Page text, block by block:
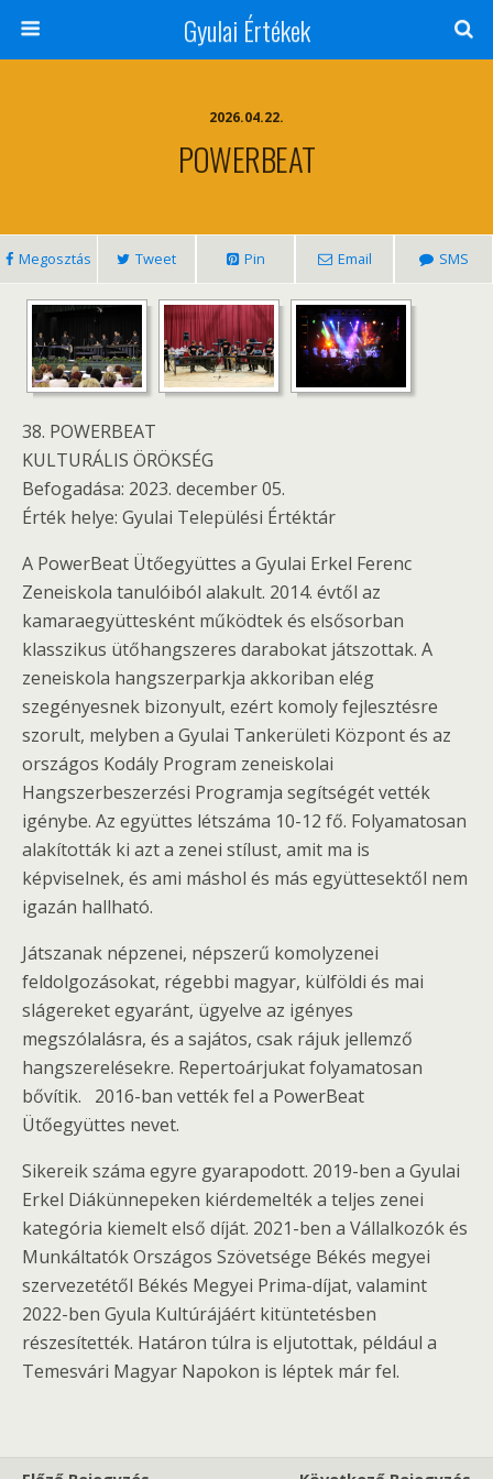
Gyulai Értékek
2026.04.22.
POWERBEAT
Megosztás Tweet Pin Email SMS
38. POWERBEAT
KULTURÁLIS ÖRÖKSÉG
Befogadása: 2023. december 05.
Érték helye: Gyulai Települési Értéktár
A PowerBeat Ütőegyüttes a Gyulai Erkel Ferenc
Zeneiskola tanulóiból alakult. 2014. évtől az
kamaraegyüttesként működtek és elsősorban
klasszikus ütőhangszeres darabokat játszottak. A
zeneiskola hangszerparkja akkoriban elég
szegényesnek bizonyult, ezért komoly fejlesztésre
szorult, melyben a Gyulai Tankerületi Központ és az
országos Kodály Program zeneiskolai
Hangszerbeszerzési Programja segítségét vették
igénybe. Az együttes létszáma 10-12 fő. Folyamatosan
alakították ki azt a zenei stílust, amit ma is
képviselnek, és ami máshol és más együttesektől nem
igazán hallható.
Játszanak népzenei, népszerű komolyzenei
feldolgozásokat, régebbi magyar, külföldi és mai
slágereket egyaránt, ügyelve az igényes
megszólalásra, és a sajátos, csak rájuk jellemző
hangszerelésekre. Repertoárjukat folyamatosan
bővítik. 2016-ban vették fel a PowerBeat
Ütőegyüttes nevet.
Sikereik száma egyre gyarapodott. 2019-ben a Gyulai
Erkel Diákünnepeken kiérdemelték a teljes zenei
kategória kiemelt első díját. 2021-ben a Vállalkozók és
Munkáltatók Országos Szövetsége Békés megyei
szervezetétől Békés Megyei Prima-díjat, valamint
2022-ben Gyula Kultúrájáért kitüntetésben
részesítették. Határon túlra is eljutottak, például a
Temesvári Magyar Napokon is léptek már fel.